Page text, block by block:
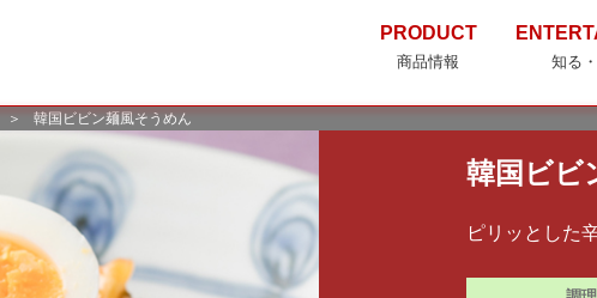
PRODUCT
商品情報 知る
＞ 韓国ビビン麺風そうめん
韓国ビビ
ピリッとした